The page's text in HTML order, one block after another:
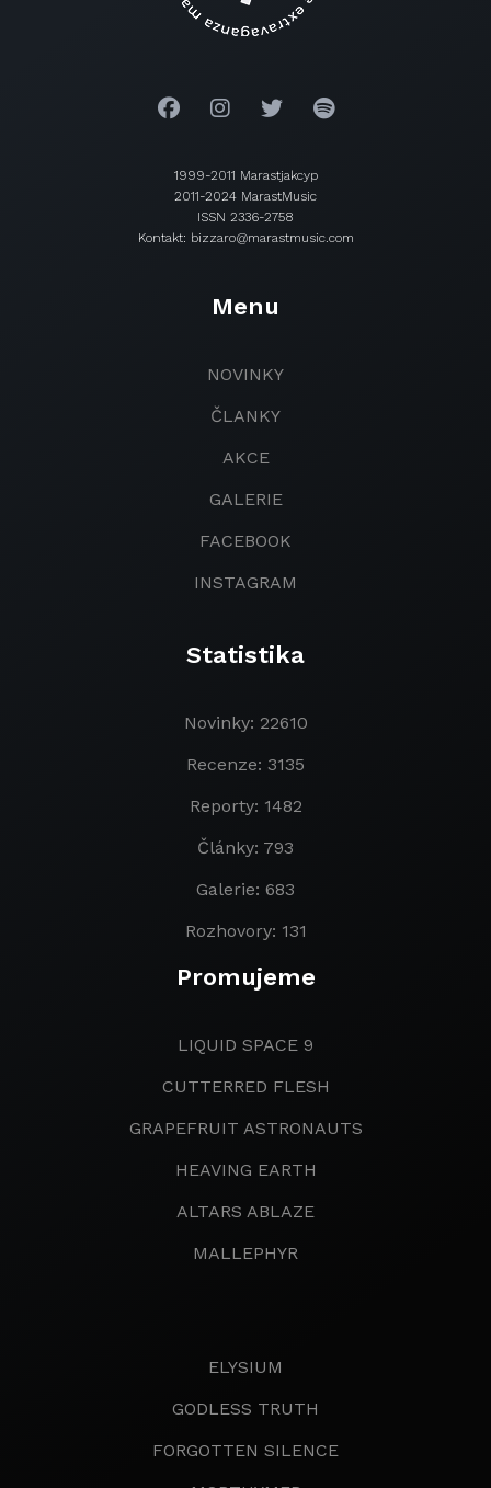
1999-2011 Marastjakcyp
2011-2024 MarastMusic
ISSN 2336-2758
Kontakt: bizzaro@marastmusic.com
Menu
NOVINKY
ČLANKY
AKCE
GALERIE
FACEBOOK
INSTAGRAM
Statistika
Novinky: 22610
Recenze: 3135
Reporty: 1482
Články: 793
Galerie: 683
Rozhovory: 131
Promujeme
LIQUID SPACE 9
CUTTERRED FLESH
GRAPEFRUIT ASTRONAUTS
HEAVING EARTH
ALTARS ABLAZE
MALLEPHYR
ELYSIUM
GODLESS TRUTH
FORGOTTEN SILENCE